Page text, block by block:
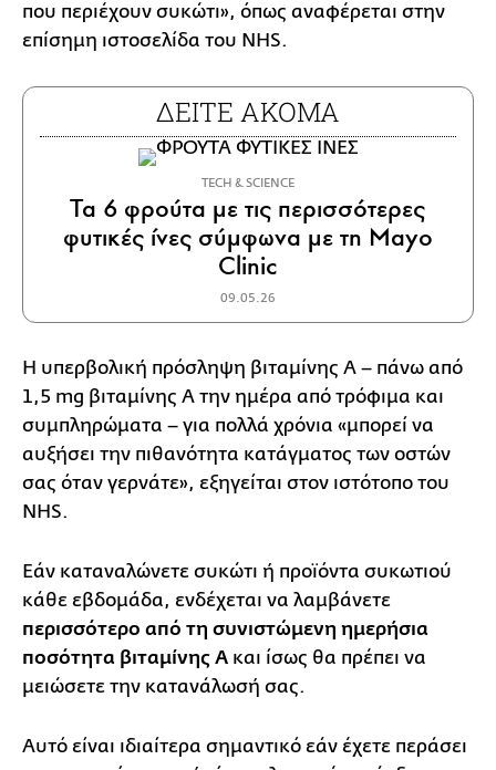
που περιέχουν συκώτι», όπως αναφέρεται στην
επίσημη ιστοσελίδα του NHS.
ΔΕΙΤΕ ΑΚΟΜΑ
ΤECH & SCIENCE
Τα 6 φρούτα με τις περισσότερες
φυτικές ίνες σύμφωνα με τη Mayo
Clinic
09.05.26
Η υπερβολική πρόσληψη βιταμίνης Α – πάνω από
1,5 mg βιταμίνης Α την ημέρα από τρόφιμα και
συμπληρώματα – για πολλά χρόνια «μπορεί να
αυξήσει την πιθανότητα κατάγματος των οστών
σας όταν γερνάτε», εξηγείται στον ιστότοπο του
NHS.
Εάν καταναλώνετε συκώτι ή προϊόντα συκωτιού
κάθε εβδομάδα, ενδέχεται να λαμβάνετε
περισσότερο από τη συνιστώμενη ημερήσια
ποσότητα βιταμίνης Α και ίσως θα πρέπει να
μειώσετε την κατανάλωσή σας.
Αυτό είναι ιδιαίτερα σημαντικό εάν έχετε περάσει